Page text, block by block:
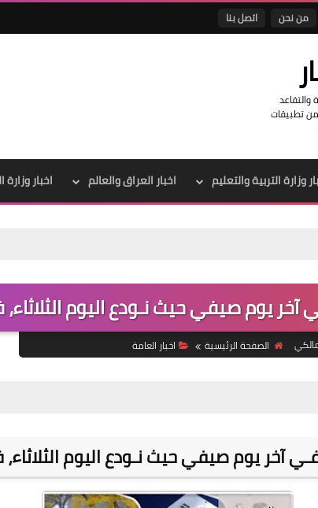
من نحن اتصل بنا
تطبيقات
وزارة التربية والتعليم اخبار العراق والعالم اخبار
يوم صيفي حيث نـودع اليوم
الصفحة الرئيسية اخبار العامة
آخر يوم صيفي حيث نـودع اليوم
04 أكتوبر 2021
04 أكتوبر 2021
علي
04 أكتوبر 2021